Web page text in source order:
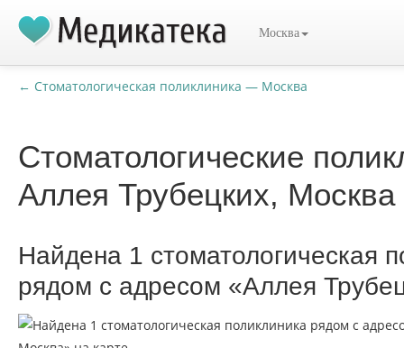
Москва
← Стоматологическая поликлиника — Москва
Стоматологические
Аллея Трубецких, Москва
Найдена 1 стоматологическая
рядом с адресом «Аллея